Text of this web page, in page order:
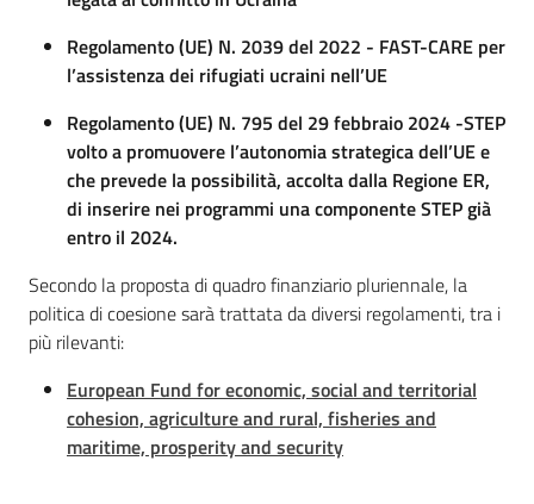
Regione
Emilia-
Romagna
Regione
Novità
Servizi
Leggi Atti Bandi
Regolamento (UE) N. 2039 del 2022 - FAST-CARE per
l’assistenza dei rifugiati ucraini nell’UE
Regolamento (UE) N. 795 del 29 febbraio 2024 -STEP
volto a promuovere l’autonomia strategica dell’UE e
che prevede la possibilità, accolta dalla Regione ER,
di inserire nei programmi una componente STEP già
entro il 2024.
Secondo la proposta di quadro finanziario pluriennale, la
politica di coesione sarà trattata da diversi regolamenti, tra i
più rilevanti:
European Fund for economic, social and territorial
cohesion, agriculture and rural, fisheries and
maritime, prosperity and security